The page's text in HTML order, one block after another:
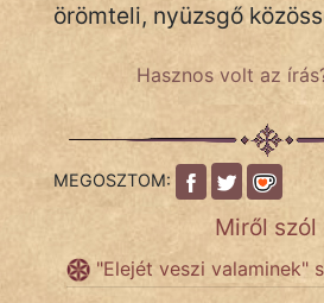
ÉLETMÓD
MAGYARSÁG
TÖRTÉNELEM
örömteli, nyüzsgő
Hasznos volt az
MEGOSZTOM:
Miről szól
"Elejét veszi valaminek"